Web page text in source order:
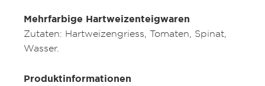
Mehrfarbige Hartweizenteigwaren
Zutaten: Hartweizengriess, Tomaten, Spinat,
Wasser.
Produktinformationen